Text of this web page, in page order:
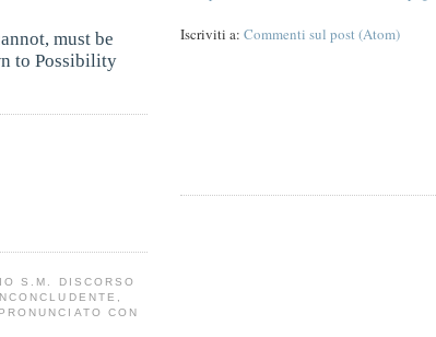
Iscriviti a: Commenti sul post (Atom)
must be
to Possibility
S.M. DISCORSO
CON